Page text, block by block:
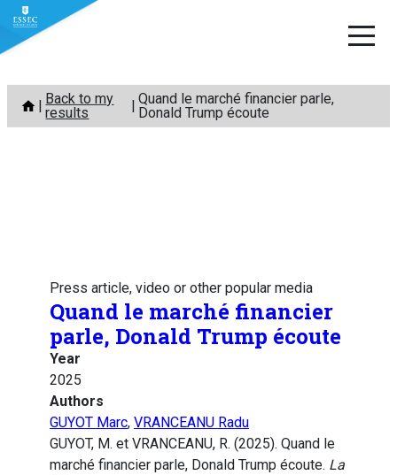
Skip
content
Back to my
results
Quand le marché financier parle,
Donald Trump écoute
Press article, video or other popular media
Quand le marché financier
parle, Donald Trump écoute
Year
2025
Authors
GUYOT Marc, VRANCEANU Radu
GUYOT, M. et VRANCEANU, R. (2025). Quand le
marché financier parle, Donald Trump écoute. La